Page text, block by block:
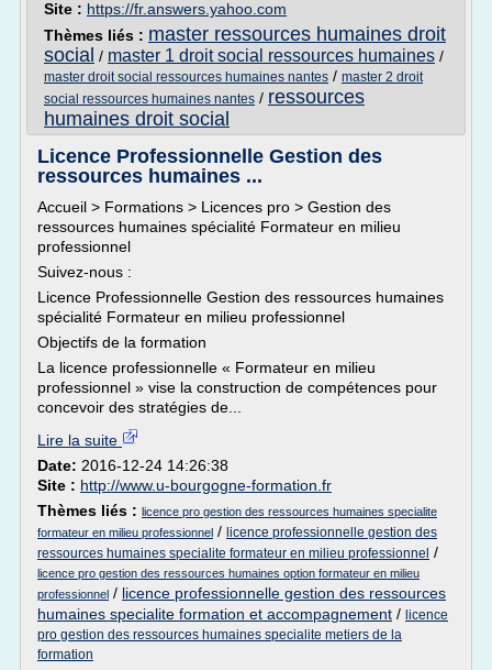
Site : https://fr.answers.yahoo.com
Thèmes liés : master ressources humaines droit
social / master 1 droit social ressources humaines /
master droit social ressources humaines nantes / master 2 droit
social ressources humaines nantes / ressources
humaines droit social
Licence Professionnelle Gestion des
ressources humaines ...
Accueil > Formations > Licences pro > Gestion des
ressources humaines spécialité Formateur en milieu
professionnel
Suivez-nous :
Licence Professionnelle Gestion des ressources humaines
spécialité Formateur en milieu professionnel
Objectifs de la formation
La licence professionnelle « Formateur en milieu
professionnel » vise la construction de compétences pour
concevoir des stratégies de...
Lire la suite
Date: 2016-12-24 14:26:38
Site : http://www.u-bourgogne-formation.fr
Thèmes liés : licence pro gestion des ressources humaines specialite
formateur en milieu professionnel / licence professionnelle gestion des
ressources humaines specialite formateur en milieu professionnel /
licence pro gestion des ressources humaines option formateur en milieu
professionnel / licence professionnelle gestion des ressources
humaines specialite formation et accompagnement / licence
pro gestion des ressources humaines specialite metiers de la
formation